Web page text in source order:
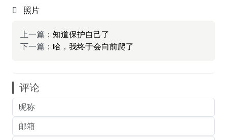
照片
上一篇： 知道保护自己了
下一篇： 哈，我终于会向前爬了
评论